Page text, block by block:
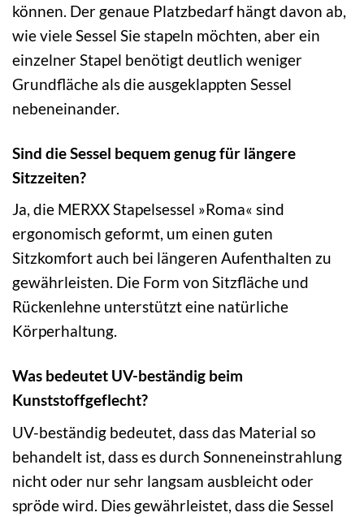
können. Der genaue Platzbedarf hängt davon ab,
wie viele Sessel Sie stapeln möchten, aber ein
einzelner Stapel benötigt deutlich weniger
Grundfläche als die ausgeklappten Sessel
nebeneinander.
Sind die Sessel bequem genug für längere
Sitzzeiten?
Ja, die MERXX Stapelsessel »Roma« sind
ergonomisch geformt, um einen guten
Sitzkomfort auch bei längeren Aufenthalten zu
gewährleisten. Die Form von Sitzfläche und
Rückenlehne unterstützt eine natürliche
Körperhaltung.
Was bedeutet UV-beständig beim
Kunststoffgeflecht?
UV-beständig bedeutet, dass das Material so
behandelt ist, dass es durch Sonneneinstrahlung
nicht oder nur sehr langsam ausbleicht oder
spröde wird. Dies gewährleistet, dass die Sessel